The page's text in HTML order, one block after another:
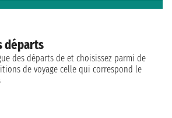
départs
des départs de et choisissez parmi de
de voyage celle qui correspond le